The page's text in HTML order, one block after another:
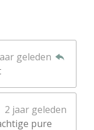
geleden
2 jaar geleden
pure